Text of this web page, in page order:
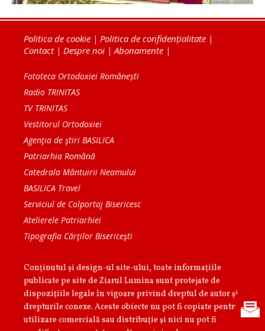
Politica de cookie | Politica de confidențialitate |
Contact| Despre noi |Abonamente |
Fototeca Ortodoxiei Românești
Radio TRINITAS
TV TRINITAS
Vestitorul Ortodoxiei
Agenţia de ştiri BASILICA
Patriarhia Română
Catedrala Mântuirii Neamului
BASILICA Travel
Serviciul de Colportaj Bisericesc
Atelierele Patriarhiei
Tipografia Cărţilor Bisericeşti
Conținutul și design-ul site-ului, toate informaţiile
publicate pe site de Ziarul Lumina sunt protejate de
dispoziţiile legale în vigoare privind dreptul de autor şi
drepturile conexe. Aceste obiecte nu pot fi copiate pentru
utilizare comercială sau distribuţie şi nici nu pot fi